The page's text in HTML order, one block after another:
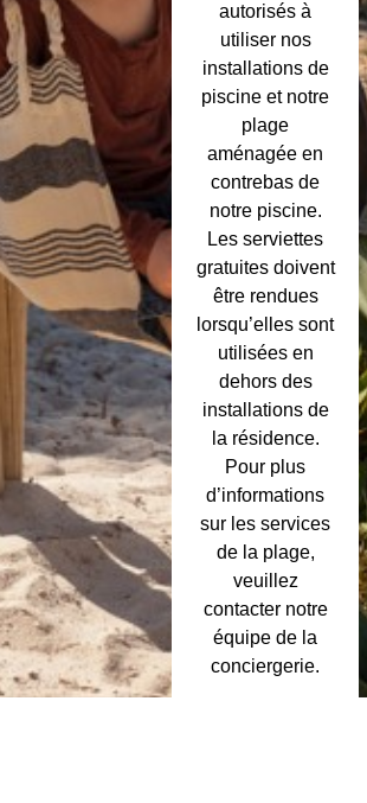
autorisés à
utiliser nos
installations de
piscine et notre
plage
aménagée en
contrebas de
notre piscine.
Les serviettes
gratuites doivent
être rendues
lorsqu’elles sont
utilisées en
dehors des
installations de
la résidence.
Pour plus
d’informations
sur les services
de la plage,
veuillez
contacter notre
équipe de la
conciergerie.